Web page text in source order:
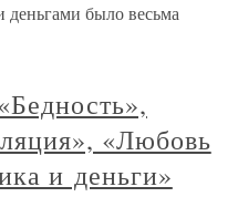
было весьма
«Любовь
и деньги»